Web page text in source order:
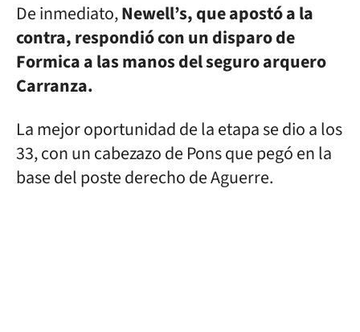
De inmediato,Newell’s, que apostó a la
contra, respondió con un disparo de
Formica a las manos del seguro arquero
Carranza.
La mejor oportunidad de la etapa se dio a los
33, con un cabezazo de Pons que pegó en la
base del poste derecho de Aguerre.